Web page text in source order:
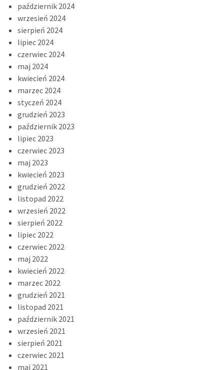
październik 2024
wrzesień 2024
sierpień 2024
lipiec 2024
czerwiec 2024
maj 2024
kwiecień 2024
marzec 2024
styczeń 2024
grudzień 2023
październik 2023
lipiec 2023
czerwiec 2023
maj 2023
kwiecień 2023
grudzień 2022
listopad 2022
wrzesień 2022
sierpień 2022
lipiec 2022
czerwiec 2022
maj 2022
kwiecień 2022
marzec 2022
grudzień 2021
listopad 2021
październik 2021
wrzesień 2021
sierpień 2021
czerwiec 2021
maj 2021